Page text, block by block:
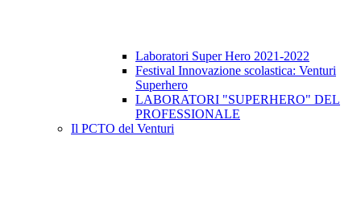
Laboratori Super Hero 2021-2022
Festival Innovazione scolastica: Venturi
Superhero
LABORATORI "SUPERHERO" DEL
PROFESSIONALE
Il PCTO del Venturi